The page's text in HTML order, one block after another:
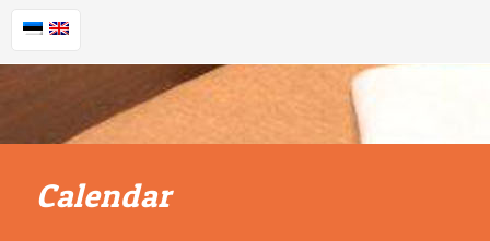
Calendar